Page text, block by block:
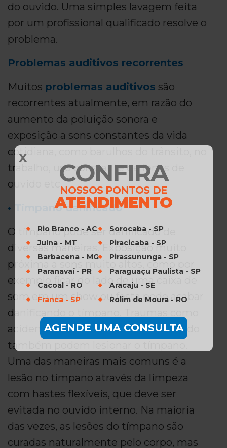
X
CONFIRA
NOSSOS PONTOS DE
ATENDIMENTO
Rio Branco - AC
Juína - MT
Barbacena - MG
Paranavaí - PR
Cacoal - RO
Franca - SP
Sorocaba - SP
Piracicaba - SP
Pirassununga - SP
Paraguaçu Paulista - SP
Aracaju - SE
Rolim de Moura - RO
AGENDE UMA CONSULTA
do ouvido. Uma simples lavagem feita
por um profissional qualificado resolve o
problema.
Problemas auditivos recorrentes
Muitos problemas auditivos são
recorrentes atualmente, em razão do
aumento da poluição sonora e
exposição a sons constantes da vida
cotidiana, como barulhos do trânsito, no
trabalho, uso constante de fones de
ouvido etc.
• Tímpano danificado
O tímpano pode ser danificado de
diversas maneiras. Exposição muito
próxima a sons muito altos, como por
exemplo ficar do lado de uma caixa de
som em um show ou festa pode acabar
danificando o tímpano. Traumas como
acidentes onde o ouvido é machucado
também podem lesionar o tímpano.
Uma das maneiras mais comuns é a
lesão no tímpano através da limpeza
com hastes flexíveis, que deve ser
evitada no ouvido interno. Na maioria
das vezes, as lesões do tímpano são
curadas naturalmente pelo corpo, mas